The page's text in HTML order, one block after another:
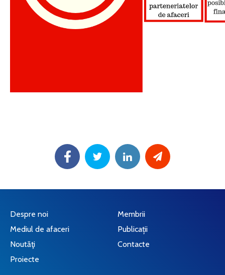
Despre noi
Mediul de afaceri
Noutăţi
Proiecte
Membrii
Publicații
Contacte